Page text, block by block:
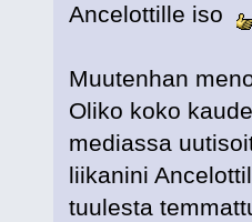
Ancelottille iso
Muutenhan
Oliko koko
mediassa
liikanini
tuulesta